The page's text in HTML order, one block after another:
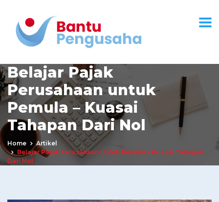
Belajar Pajak
Perusahaan untuk
Pemula – Kuasai
Tahapan Dari Nol
Home
Artikel
Belajar Pajak Perusahaan Untuk Pemula – Kuasai Tahapan
Dari Nol